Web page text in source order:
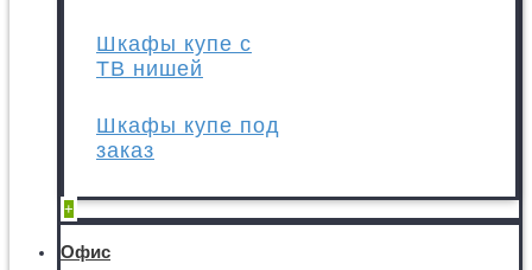
Шкафы купе с
ТВ нишей
Шкафы купе под
заказ
+
Офис